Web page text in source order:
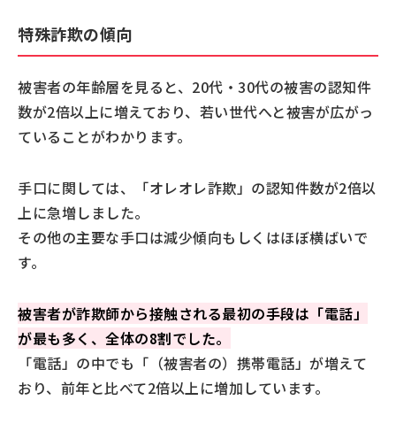
特殊詐欺の傾向
被害者の年齢層を見ると、20代・30代の被害の認知件
数が2倍以上に増えており、若い世代へと被害が広がっ
ていることがわかります。
手口に関しては、「オレオレ詐欺」の認知件数が2倍以
上に急増しました。
その他の主要な手口は減少傾向もしくはほぼ横ばいで
す。
被害者が詐欺師から接触される最初の手段は「電話」
が最も多く、全体の8割でした。
「電話」の中でも「（被害者の）携帯電話」が増えて
おり、前年と比べて2倍以上に増加しています。